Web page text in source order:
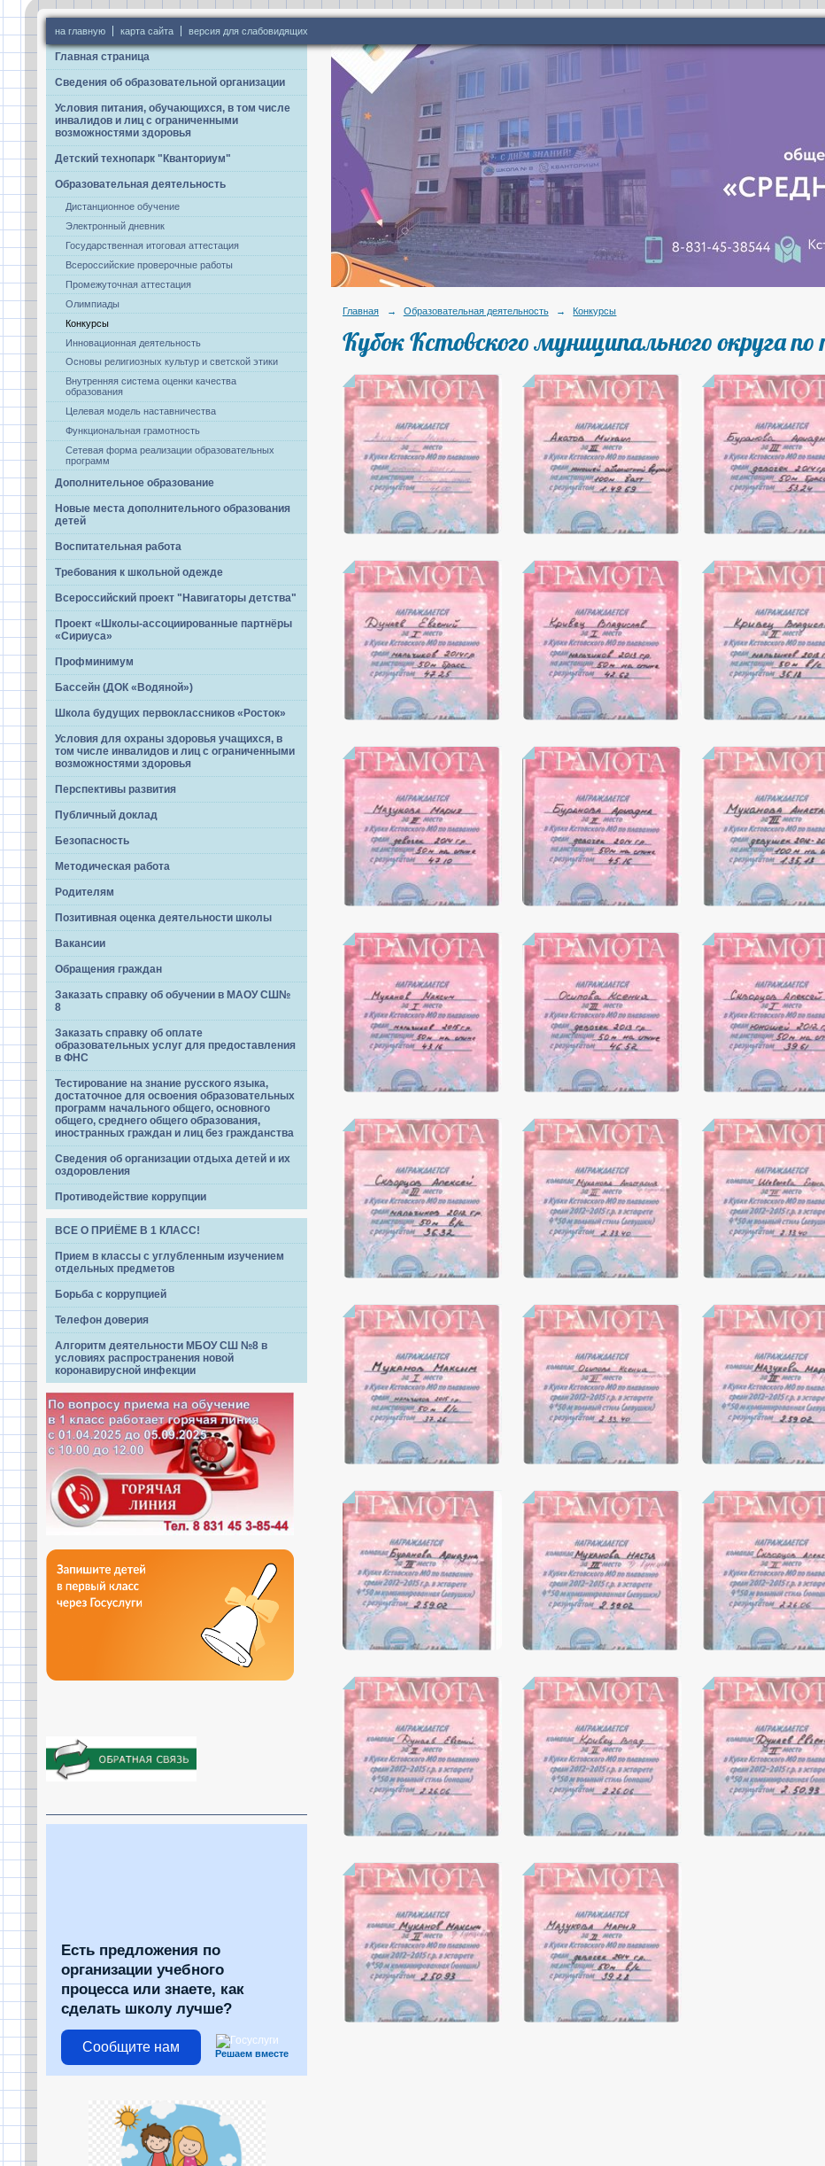
на главную карта сайта версия для слабовидящих
Главная страница
Сведения об образовательной организации
Условия питания, обучающихся, в том числе
инвалидов и лиц с ограниченными
возможностями здоровья
Детский технопарк "Кванториум"
Образовательная деятельность
Дистанционное обучение
Электронный дневник
Государственная итоговая аттестация
Всероссийские проверочные работы
Промежуточная аттестация
Олимпиады
Конкурсы
Инновационная деятельность
Основы религиозных культур и светской этики
Внутренняя система оценки качества
образования
Целевая модель наставничества
Функциональная грамотность
Сетевая форма реализации образовательных
программ
Дополнительное образование
Новые места дополнительного образования
детей
Воспитательная работа
Требования к школьной одежде
Всероссийский проект "Навигаторы детства"
Проект «Школы-ассоциированные партнёры
«Сириуса»
Профминимум
Бассейн (ДОК «Водяной»)
Школа будущих первоклассников «Росток»
Условия для охраны здоровья учащихся, в
том числе инвалидов и лиц с ограниченными
возможностями здоровья
Перспективы развития
Публичный доклад
Безопасность
Методическая работа
Родителям
Позитивная оценка деятельности школы
Вакансии
Обращения граждан
Заказать справку об обучении в МАОУ СШ№
8
Заказать справку об оплате
образовательных услуг для предоставления
в ФНС
Тестирование на знание русского языка,
достаточное для освоения образовательных
программ начального общего, основного
общего, среднего общего образования,
иностранных граждан и лиц без гражданства
Сведения об организации отдыха детей и их
оздоровления
Противодействие коррупции
ВСЕ О ПРИЁМЕ В 1 КЛАСС!
Прием в классы с углубленным изучением
отдельных предметов
Борьба с коррупцией
Телефон доверия
Алгоритм деятельности МБОУ СШ №8 в
условиях распространения новой
коронавирусной инфекции
Есть предложения по
организации учебного
процесса или знаете, как
сделать школу лучше?
Сообщите нам Решаем вместе
Главная → Образовательная деятельность → Конкурсы
Кубок Кстовского муниципального округа